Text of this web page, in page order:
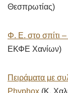
Θεσπρωτίας)
Φ. Ε. στο σπίτι –
ΕΚΦΕ Χανίων)
Πειράματα με
Phyphox (Κ.